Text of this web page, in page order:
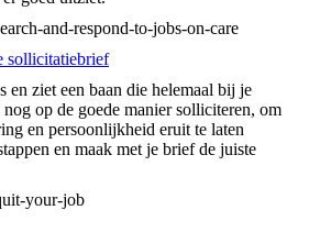
sollicitatiebrief
en ziet een baan die helemaal bij je
op de goede manier solliciteren, om
en persoonlijkheid eruit te laten
en maak met je brief de juiste